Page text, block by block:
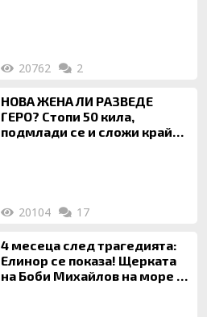
20762 2
НОВА ЖЕНА ЛИ РАЗВЕДЕ
ГЕРО? Стопи 50 кила,
подмлади се и сложи край
20104 17
4 месеца след трагедията:
Елинор се показа! Щерката
на Боби Михайлов на море с